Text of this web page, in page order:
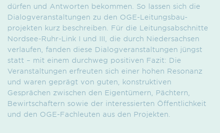
dürfen und Antworten bekommen. So lassen sich die
Dialogveranstaltungen zu den OGE-Leitungsbau­
projekten kurz beschreiben. Für die Leitungsabschnitte
Nordsee-Ruhr-Link I und III, die durch Niedersachsen
verlaufen, fanden diese Dialogveranstaltungen jüngst
statt – mit einem durchweg positiven Fazit: Die
Veranstaltungen erfreuten sich einer hohen Resonanz
und waren geprägt von guten, konstruktiven
Gesprächen zwischen den Eigentümern, Pächtern,
Bewirtschaftern sowie der interessierten Öffentlichkeit
und den OGE-Fachleuten aus den Projekten.